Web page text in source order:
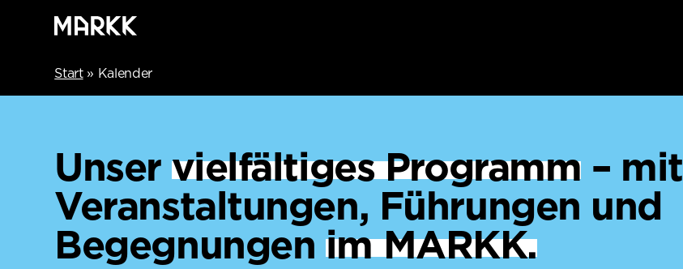
Start» Kalender
Unser vielfältiges Programm – mit
Veranstaltungen, Führungen und
Begegnungen im MARKK.